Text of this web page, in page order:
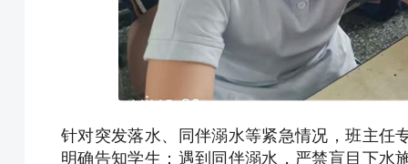
针对突发落水、同伴溺水等紧急情况，班主任
明确告知学生：遇到同伴溺水，严禁盲目下水